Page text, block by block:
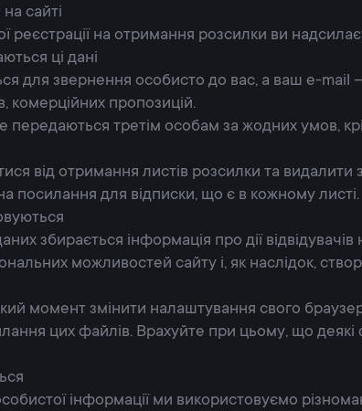
сайті
реєстрації на отримання розсилки ви
ці дані
для звернення особисто до вас, а ваш e-
комерційних пропозицій.
передаються третім особам за жодних умов,
від отримання листів розсилки та видалити
посилання для відписки, що є в кожному листі.
збирається інформація про дії
можливостей сайту і, як наслідок,
момент змінити налаштування свого
цих файлів. Врахуйте при цьому, що деякі
інформації ми використовуємо